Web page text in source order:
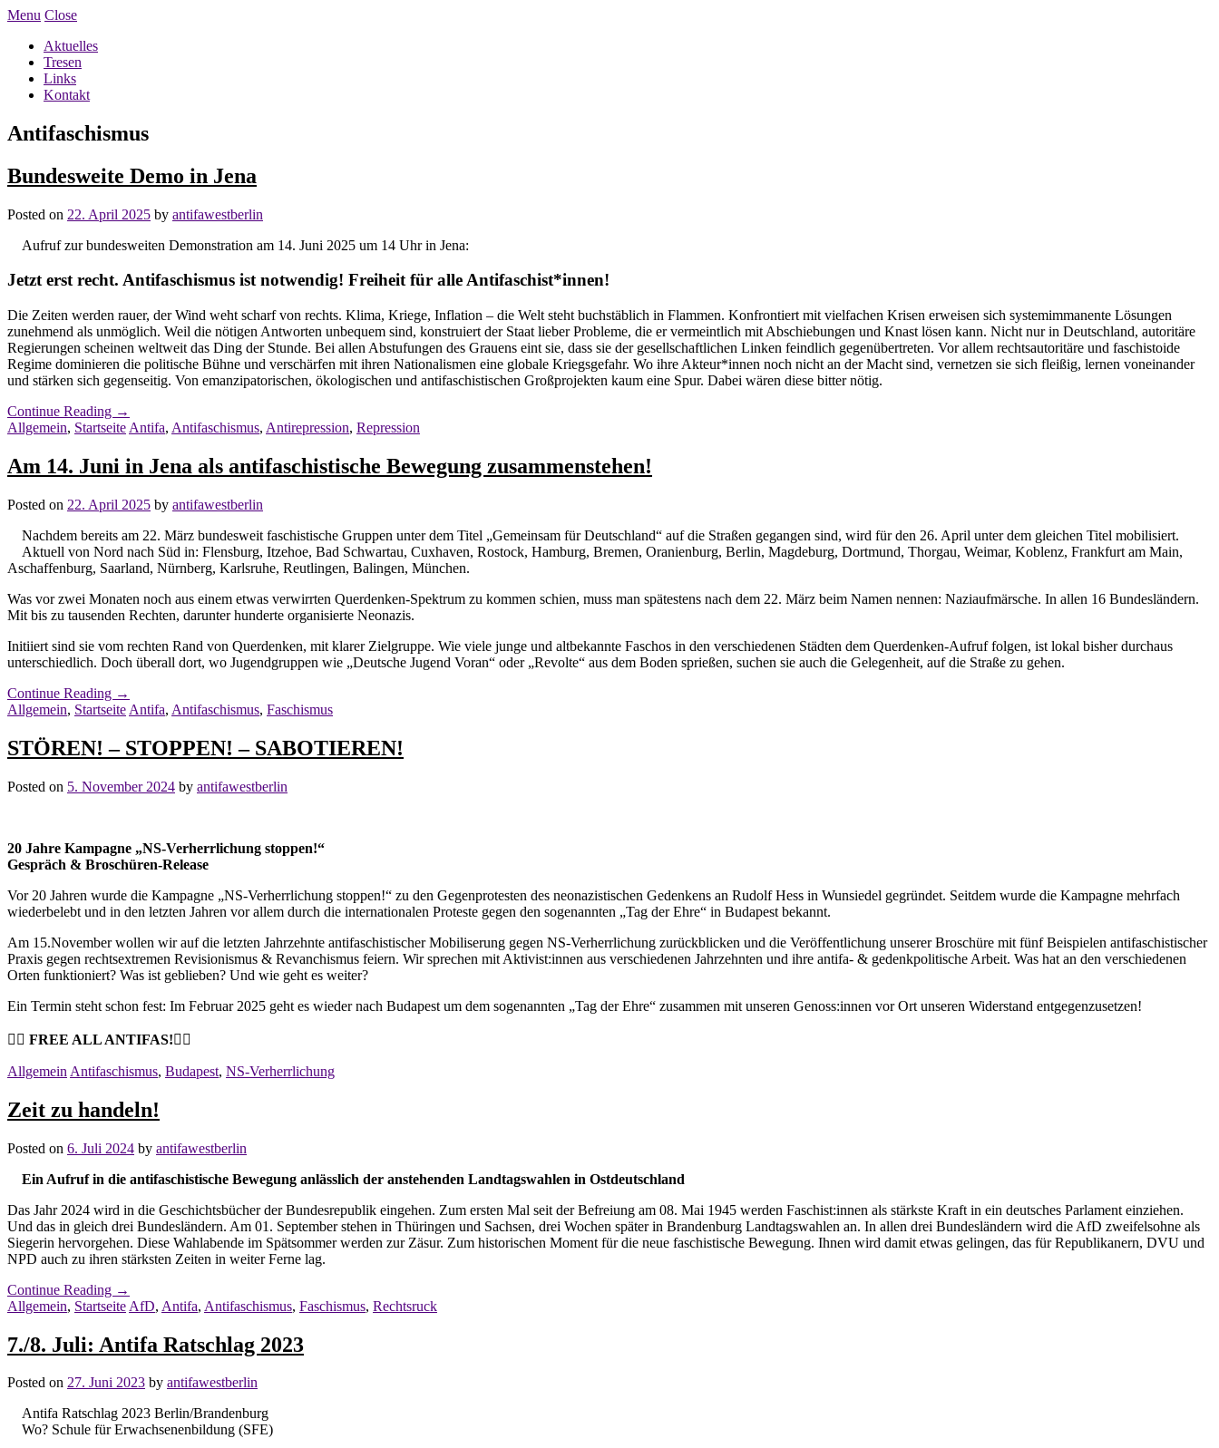
Menu Close
Aktuelles
Tresen
Links
Kontakt
Antifaschismus
Bundesweite Demo in Jena
Posted on 22. April 2025 by antifawestberlin
Aufruf zur bundesweiten Demonstration am 14. Juni 2025 um 14 Uhr in Jena:
Jetzt erst recht. Antifaschismus ist notwendig! Freiheit für alle Antifaschist*innen!
Die Zeiten werden rauer, der Wind weht scharf von rechts. Klima, Kriege, Inflation – die Welt steht buchstäblich in Flammen. Konfrontiert mit vielfachen Krisen erweisen sich systemimmanente Lösungen
zunehmend als unmöglich. Weil die nötigen Antworten unbequem sind, konstruiert der Staat lieber Probleme, die er vermeintlich mit Abschiebungen und Knast lösen kann. Nicht nur in Deutschland, autoritäre
Regierungen scheinen weltweit das Ding der Stunde. Bei allen Abstufungen des Grauens eint sie, dass sie der gesellschaftlichen Linken feindlich gegenübertreten. Vor allem rechtsautoritäre und faschistoide
Regime dominieren die politische Bühne und verschärfen mit ihren Nationalismen eine globale Kriegsgefahr. Wo ihre Akteur*innen noch nicht an der Macht sind, vernetzen sie sich fleißig, lernen voneinander
und stärken sich gegenseitig. Von emanzipatorischen, ökologischen und antifaschistischen Großprojekten kaum eine Spur. Dabei wären diese bitter nötig.
Continue Reading →
Allgemein, Startseite Antifa, Antifaschismus, Antirepression, Repression
Am 14. Juni in Jena als antifaschistische Bewegung zusammenstehen!
Posted on 22. April 2025 by antifawestberlin
Nachdem bereits am 22. März bundesweit faschistische Gruppen unter dem Titel „Gemeinsam für Deutschland“ auf die Straßen gegangen sind, wird für den 26. April unter dem gleichen Titel mobilisiert.
Aktuell von Nord nach Süd in: Flensburg, Itzehoe, Bad Schwartau, Cuxhaven, Rostock, Hamburg, Bremen, Oranienburg, Berlin, Magdeburg, Dortmund, Thorgau, Weimar, Koblenz, Frankfurt am Main,
Aschaffenburg, Saarland, Nürnberg, Karlsruhe, Reutlingen, Balingen, München.
Was vor zwei Monaten noch aus einem etwas verwirrten Querdenken-Spektrum zu kommen schien, muss man spätestens nach dem 22. März beim Namen nennen: Naziaufmärsche. In allen 16 Bundesländern.
Mit bis zu tausenden Rechten, darunter hunderte organisierte Neonazis.
Initiiert sind sie vom rechten Rand von Querdenken, mit klarer Zielgruppe. Wie viele junge und altbekannte Faschos in den verschiedenen Städten dem Querdenken-Aufruf folgen, ist lokal bisher durchaus
unterschiedlich. Doch überall dort, wo Jugendgruppen wie „Deutsche Jugend Voran“ oder „Revolte“ aus dem Boden sprießen, suchen sie auch die Gelegenheit, auf die Straße zu gehen.
Continue Reading →
Allgemein, Startseite Antifa, Antifaschismus, Faschismus
STÖREN! – STOPPEN! – SABOTIEREN!
Posted on 5. November 2024 by antifawestberlin
20 Jahre Kampagne „NS-Verherrlichung stoppen!“
Gespräch & Broschüren-Release
Vor 20 Jahren wurde die Kampagne „NS-Verherrlichung stoppen!“ zu den Gegenprotesten des neonazistischen Gedenkens an Rudolf Hess in Wunsiedel gegründet. Seitdem wurde die Kampagne mehrfach
wiederbelebt und in den letzten Jahren vor allem durch die internationalen Proteste gegen den sogenannten „Tag der Ehre“ in Budapest bekannt.
Am 15.November wollen wir auf die letzten Jahrzehnte antifaschistischer Mobiliserung gegen NS-Verherrlichung zurückblicken und die Veröffentlichung unserer Broschüre mit fünf Beispielen antifaschistischer
Praxis gegen rechtsextremen Revisionismus & Revanchismus feiern. Wir sprechen mit Aktivist:innen aus verschiedenen Jahrzehnten und ihre antifa- & gedenkpolitische Arbeit. Was hat an den verschiedenen
Orten funktioniert? Was ist geblieben? Und wie geht es weiter?
Ein Termin steht schon fest: Im Februar 2025 geht es wieder nach Budapest um dem sogenannten „Tag der Ehre“ zusammen mit unseren Genoss:innen vor Ort unseren Widerstand entgegenzusetzen!
❤️‍🔥 FREE ALL ANTIFAS!❤️‍🔥
Allgemein Antifaschismus, Budapest, NS-Verherrlichung
Zeit zu handeln!
Posted on 6. Juli 2024 by antifawestberlin
Ein Aufruf in die antifaschistische Bewegung anlässlich der anstehenden Landtagswahlen in Ostdeutschland
Das Jahr 2024 wird in die Geschichtsbücher der Bundesrepublik eingehen. Zum ersten Mal seit der Befreiung am 08. Mai 1945 werden Faschist:innen als stärkste Kraft in ein deutsches Parlament einziehen.
Und das in gleich drei Bundesländern. Am 01. September stehen in Thüringen und Sachsen, drei Wochen später in Brandenburg Landtagswahlen an. In allen drei Bundesländern wird die AfD zweifelsohne als
Siegerin hervorgehen. Diese Wahlabende im Spätsommer werden zur Zäsur. Zum historischen Moment für die neue faschistische Bewegung. Ihnen wird damit etwas gelingen, das für Republikanern, DVU und
NPD auch zu ihren stärksten Zeiten in weiter Ferne lag.
Continue Reading →
Allgemein, Startseite AfD, Antifa, Antifaschismus, Faschismus, Rechtsruck
7./8. Juli: Antifa Ratschlag 2023
Posted on 27. Juni 2023 by antifawestberlin
Antifa Ratschlag 2023 Berlin/Brandenburg
Wo? Schule für Erwachsenenbildung (SFE)